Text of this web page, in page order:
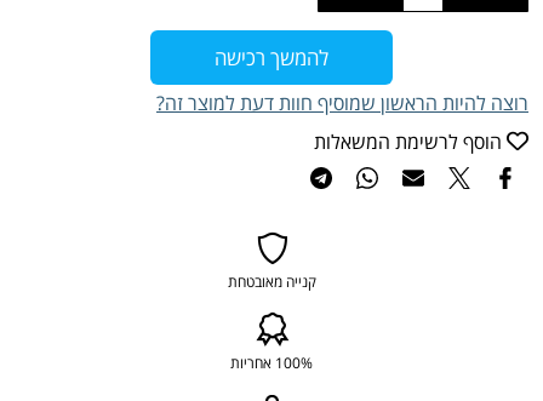
להמשך רכישה
רוצה להיות הראשון שמוסיף חוות דעת למוצר זה?
הוסף לרשימת המשאלות
קנייה מאובטחת
100% אחריות